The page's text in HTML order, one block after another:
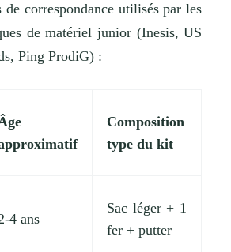
de correspondance utilisés par les
de matériel junior (Inesis, US
Ping ProdiG) :
Composition
type du kit
4 ans
Sac léger + 1
fer + putter